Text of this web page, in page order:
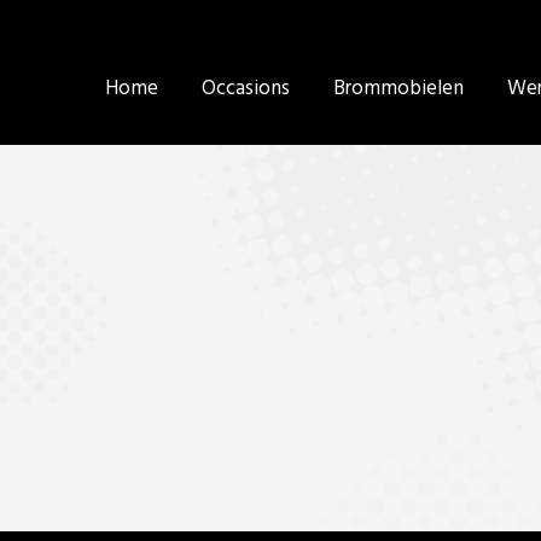
Home Occasions Brommobielen
Home Occasions Brommobielen